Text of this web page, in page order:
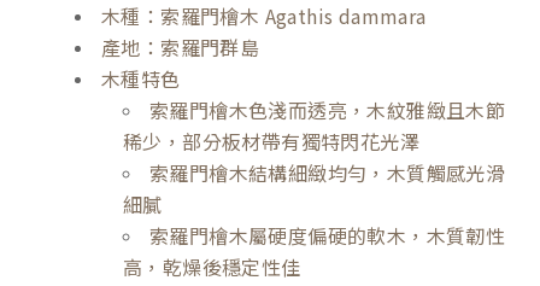
木種：索羅門檜木 Agathis dammara
產地：索羅門群島
木種特色
索羅門檜木色淺而透亮，木紋雅緻且木節
稀少，部分板材帶有獨特閃花光澤
索羅門檜木結構細緻均勻，木質觸感光滑
細膩
索羅門檜木屬硬度偏硬的軟木，木質韌性
高，乾燥後穩定性佳